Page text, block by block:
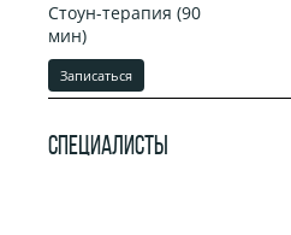
Стоун-терапия (90
мин)
Записаться
СПЕЦИАЛИСТЫ